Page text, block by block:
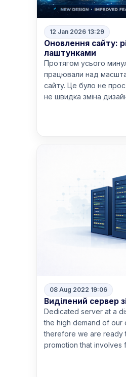
12 Jan 2026 13:29
Оновлення сайту:
лаштунками
Протягом усього
працювали над
сайту. Це було не
не швидка зміна
08 Aug 2022 19:06
Виділений сервер
Dedicated server at a
the high demand of our
therefore we are ready
promotion that involves